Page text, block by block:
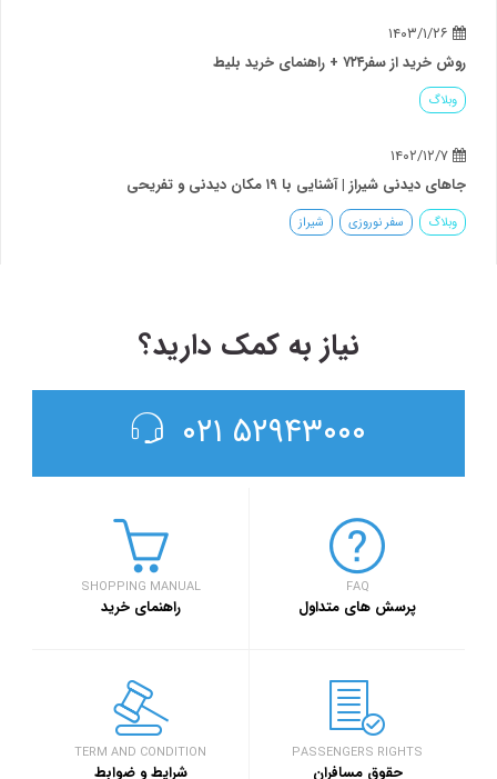
نیاز به کمک دارید؟
۵۲۹۴۳۰۰۰ ۰۲۱
SHOPPING MANUAL
راهنمای خرید
FAQ
پرسش های متداول
TERM AND CONDITION
شرایط و ضوابط
PASSENGERS RIGHTS
حقوق مسافران